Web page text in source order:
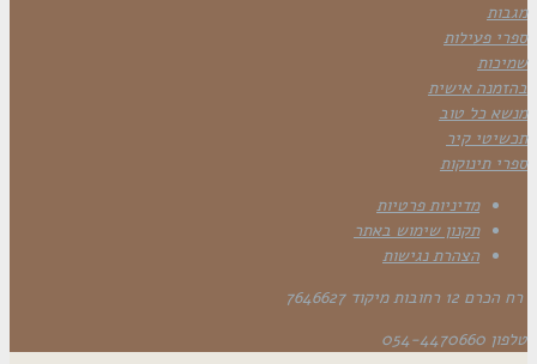
מגבות
ספרי פעילות
שמיכות
בהזמנה אישית
מנשא כל טוב
תכשיטי קיר
ספרי תינוקות
מדיניות פרטיות
תקנון שימוש באתר
הצהרת נגישות
רח הכרם 12 רחובות מיקוד 7646627
טלפון 054-4470660